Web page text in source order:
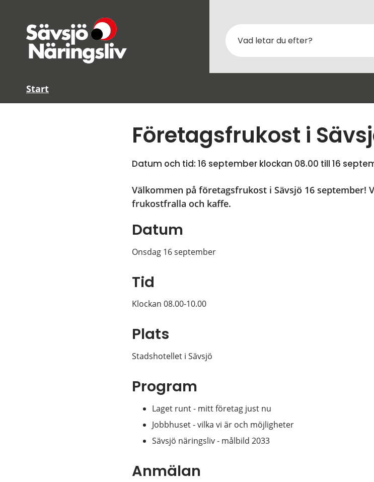
Start
Företagsfrukost i
Datum och tid: 16 september klockan 08.00 till 16
Välkommen på företagsfrukost i Sävsjö 16 september!
frukostfralla och kaffe.
Datum
Onsdag 16 september
Tid
Klockan 08.00-10.00
Plats
Stadshotellet i Sävsjö
Program
Laget runt - mitt företag just nu
Jobbhuset - vilka vi är och möjligheter
Sävsjö näringsliv - målbild 2033
Anmälan